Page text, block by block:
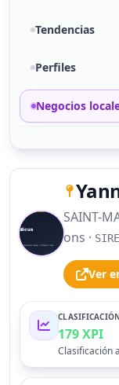
Tendencias
Perfiles
Negocios
SAINT-
ons ·
Ver
179 XPI